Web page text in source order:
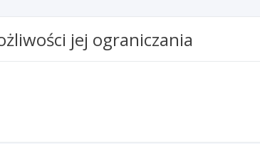
jej ograniczania